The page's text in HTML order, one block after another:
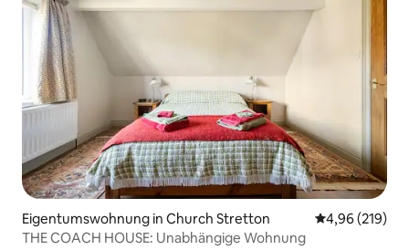
Eigentumswohnung in Church Stretton
4,96 (219)
THE COACH HOUSE: Unabhängige Wohnung